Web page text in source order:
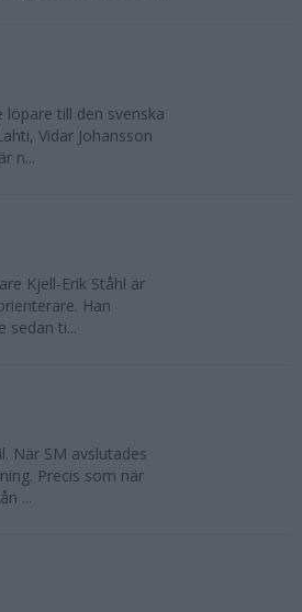
till den svenska
Vidar Johansson
n...
Kjell-Erik Ståhl är
Han
sedan ti...
När SM avslutades
Precis som när
...